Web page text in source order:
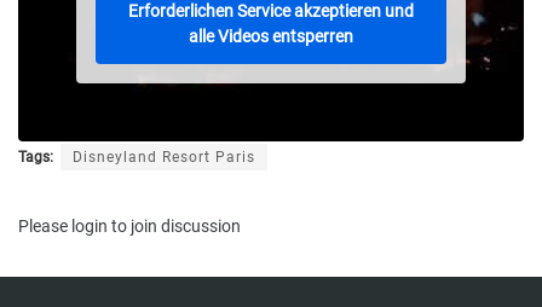
Erforderlichen Service akzeptieren und
alle Videos entsperren
Tags: Disneyland Resort Paris
Please login to join discussion